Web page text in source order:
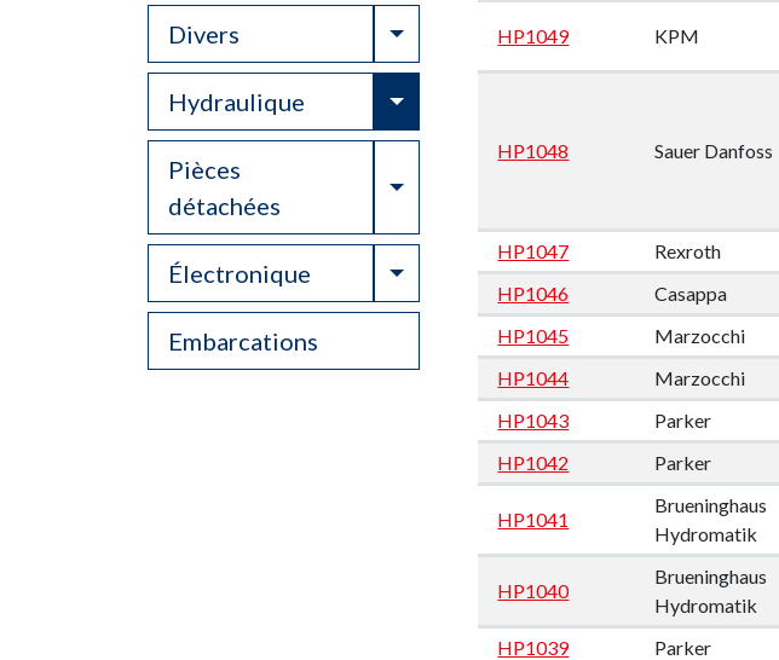
Divers Toggle Dropdown
Hydraulique Toggle Dropdown
Pièces
détachées
Toggle Dropdown
Électronique Toggle Dropdown
Embarcations
HP1049 KPM
HP1048 Sauer Danfoss
HP1047 Rexroth
HP1046
Casappa
HP1045
Marzocchi
HP1044
Marzocchi
HP1043
Parker
HP1042
Parker
HP1041
Brueninghaus
Hydromatik
HP1040
Brueninghaus
Hydromatik
HP1039 Parker